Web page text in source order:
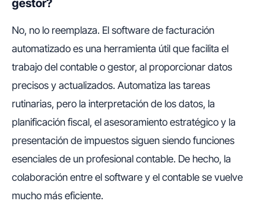
No, no lo reemplaza. El software de facturación
automatizado es una herramienta útil que facilita el
trabajo del contable o gestor, al proporcionar datos
precisos y actualizados. Automatiza las tareas
rutinarias, pero la interpretación de los datos, la
planificación fiscal, el asesoramiento estratégico y la
presentación de impuestos siguen siendo funciones
esenciales de un profesional contable. De hecho, la
colaboración entre el software y el contable se vuelve
mucho más eficiente.